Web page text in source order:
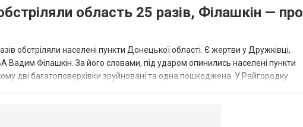
область 25 разів, Філашкін — про
обстріляли населені пункти Донецької області. Є жертви у Дружківці,
Вадим Філашкін. За його словами, під ударом опинились населені пункти
дві багатоповерхівки зруйновані та одна пошкоджена. У Райгородку